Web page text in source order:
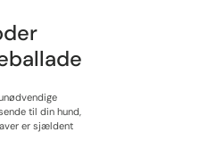
til din hund,
er sjældent